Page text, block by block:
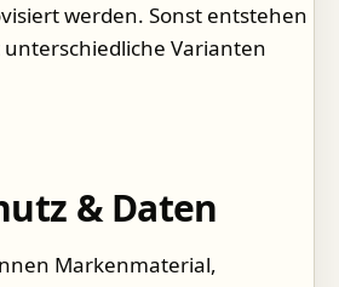
werden. Sonst entstehen
Varianten
& Daten
Markenmaterial,